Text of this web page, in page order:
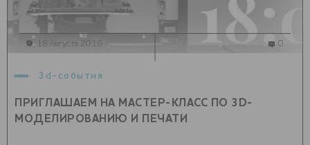
3d-события
ПРИГЛАШАЕМ НА МАСТЕР-КЛАСС ПО 3D-
МОДЕЛИРОВАНИЮ И ПЕЧАТИ
18 августа 2016 0